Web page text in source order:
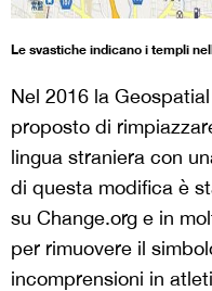
Le svastiche indicano i templi
Nel 2016 la
proposto di
lingua straniera con
di questa modifica è
su Change.org e in
per rimuovere il
incomprensioni in